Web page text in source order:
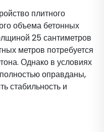
плитного
объема бетонных
25 сантиметров
метров потребуется
Однако в условиях
оправданы,
стабильность и